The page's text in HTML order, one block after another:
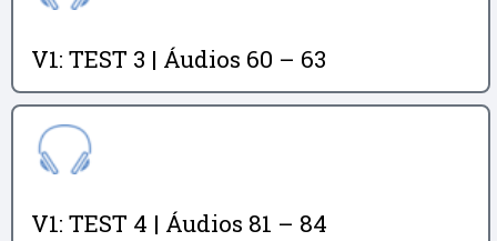
V1: TEST 3 | Áudios 60 – 63
V1: TEST 4 | Áudios 81 – 84